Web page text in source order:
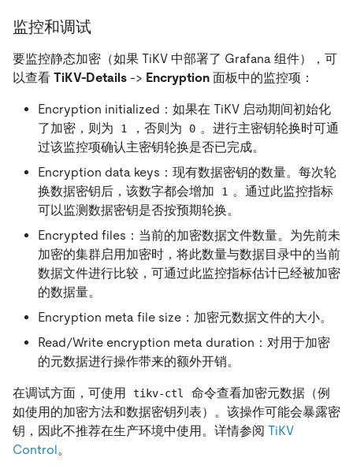
监控和调试
要监控静态加密（如果 TiKV 中部署了 Grafana 组件），可
以查看 TiKV-Details -> Encryption 面板中的监控项：
Encryption initialized：如果在 TiKV 启动期间初始化
了加密，则为
1 ，否则为 0 。进行主密钥轮换时可通
过该监控项确认主密钥轮换是否已完成。
Encryption data keys：现有数据密钥的数量。每次轮
换数据密钥后，该数字都会增加
1
。通过此监控指标
可以监测数据密钥是否按预期轮换。
Encrypted files：当前的加密数据文件数量。为先前未
加密的集群启用加密时，将此数量与数据目录中的当前
数据文件进行比较，可通过此监控指标估计已经被加密
的数据量。
Encryption meta file size：加密元数据文件的大小。
Read/Write encryption meta duration：对用于加密
的元数据进行操作带来的额外开销。
在调试方面，可使用 tikv-ctl
命令查看加密元数据（例
如使用的加密方法和数据密钥列表）。该操作可能会暴露密
钥，因此不推荐在生产环境中使用。详情参阅 TiKV
Control。